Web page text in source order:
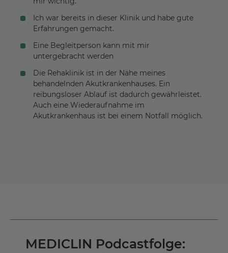
Ich war bereits in dieser Klinik und habe gute
Erfahrungen gemacht.
Eine Begleitperson kann mit mir
untergebracht werden
Die Rehaklinik ist in der Nähe meines
behandelnden Akutkrankenhauses. Ein
reibungsloser Ablauf ist dadurch gewährleistet.
Auch eine Wiederaufnahme im
Akutkrankenhaus ist bei einem Notfall möglich.
MEDICLIN Podcastfolge: